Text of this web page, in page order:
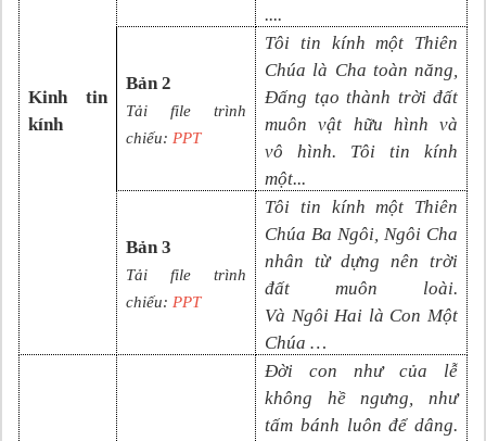
Kinh tin
kính
....
Bản 2
Tải file trình
chiếu: PPT
Tôi tin kính một Thiên
Chúa là Cha toàn năng,
Đấng tạo thành trời đất
muôn vật hữu hình và
vô hình. Tôi tin kính
một...
Bản 3
Tải file trình
chiếu: PPT
Tôi tin kính một Thiên
Chúa Ba Ngôi, Ngôi Cha
nhân từ dựng nên trời
đất muôn loài.
Và NgôiHai là Con Một
Chúa …
Đời con như của lễ
không hề ngưng, như
tấm bánh luôn để dâng.